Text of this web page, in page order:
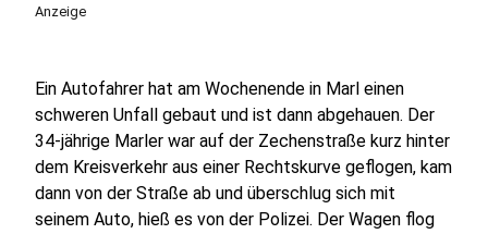
Anzeige
Ein Autofahrer hat am Wochenende in Marl einen
schweren Unfall gebaut und ist dann abgehauen. Der
34-jährige Marler war auf der Zechenstraße kurz hinter
dem Kreisverkehr aus einer Rechtskurve geflogen, kam
dann von der Straße ab und überschlug sich mit
seinem Auto, hieß es von der Polizei. Der Wagen flog